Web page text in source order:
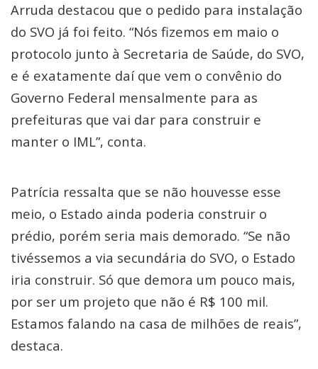
Arruda destacou que o pedido para instalação
do SVO já foi feito. “Nós fizemos em maio o
protocolo junto à Secretaria de Saúde, do SVO,
e é exatamente daí que vem o convênio do
Governo Federal mensalmente para as
prefeituras que vai dar para construir e
manter o IML”, conta.
Patrícia ressalta que se não houvesse esse
meio, o Estado ainda poderia construir o
prédio, porém seria mais demorado. “Se não
tivéssemos a via secundária do SVO, o Estado
iria construir. Só que demora um pouco mais,
por ser um projeto que não é R$ 100 mil.
Estamos falando na casa de milhões de reais”,
destaca.